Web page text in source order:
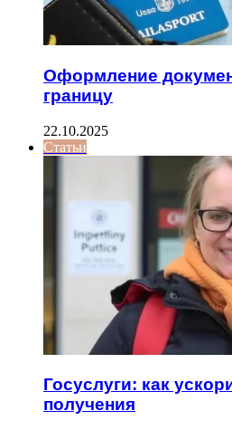
Оформление
границу
22.10.2025
Статьи
Госуслуги: как
получения